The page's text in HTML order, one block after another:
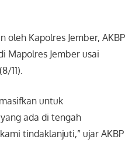
oleh Kapolres Jember, AKBP
Mapolres Jember usai
11).
untuk
ada di tengah
tindaklanjuti,” ujar AKBP